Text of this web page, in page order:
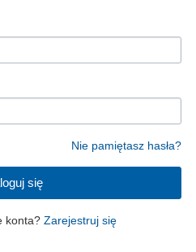
Nie pamiętasz hasła?
się
konta? Zarejestruj się